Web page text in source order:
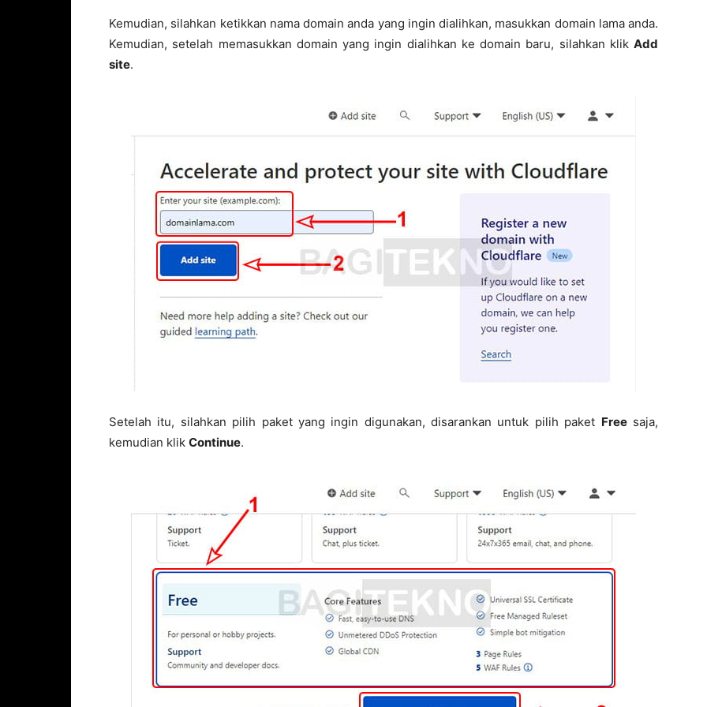
Kemudian, silahkan ketikkan nama domain anda yang ingin dialihkan, masukkan domain lama anda.
Kemudian, setelah memasukkan domain yang ingin dialihkan ke domain baru, silahkan klik Add
site.
Setelah itu, silahkan pilih paket yang ingin digunakan, disarankan untuk pilih paket Freesaja,
kemudian klik Continue.